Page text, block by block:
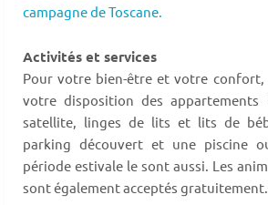
campagne de Toscane.
Activités et services
Pour votre bien-être et votre confort,
votre disposition des appartements
satellite, linges de lits et lits de
parking découvert et une piscine
période estivale le sont aussi. Les
sont également acceptés gratuitement.